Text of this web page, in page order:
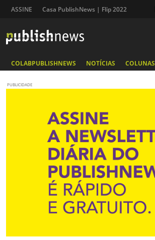
ASSINE Casa PublishNews | Flip 2022
COLABPUBLISHNEWS NOTÍCIAS COLUNAS
PUBLICIDADE